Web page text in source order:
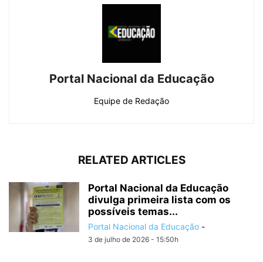
Portal Nacional da Educação
Equipe de Redação
RELATED ARTICLES
Portal Nacional da Educação
divulga primeira lista com os
possíveis temas...
Portal Nacional da Educação -
3 de julho de 2026 - 15:50h